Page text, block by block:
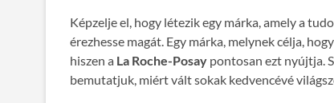
Képzelje el, hogy létezik egy márka, amely a
érezhesse magát. Egy márka, melynek célja,
hiszen a La Roche-Posay pontosan ezt nyújtja.
bemutatjuk, miért vált sokak kedvencévé